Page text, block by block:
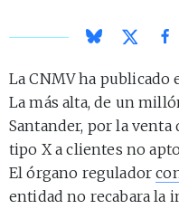
La CNMV ha publicado
La más alta, de un
Santander, por la
tipo X a clientes no
El órgano regulador
entidad no recabara la